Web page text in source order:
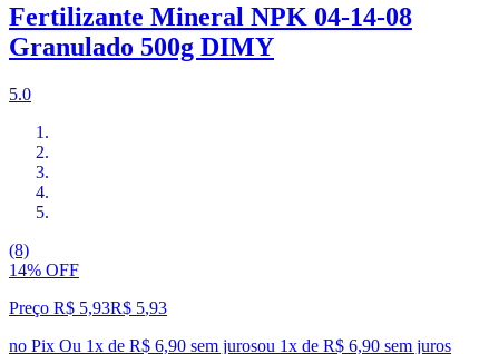
Fertilizante Mineral NPK 04-14-08
Granulado 500g DIMY
5.0
(8)
14% OFF
Preço R$ 5,93R$ 5,93
no Pix Ou 1x de R$ 6,90 sem jurosou 1x de R$ 6,90 sem juros